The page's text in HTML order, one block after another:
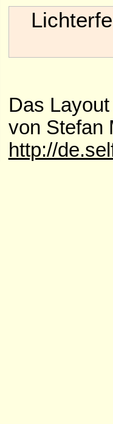
Das
von Stefan
http://